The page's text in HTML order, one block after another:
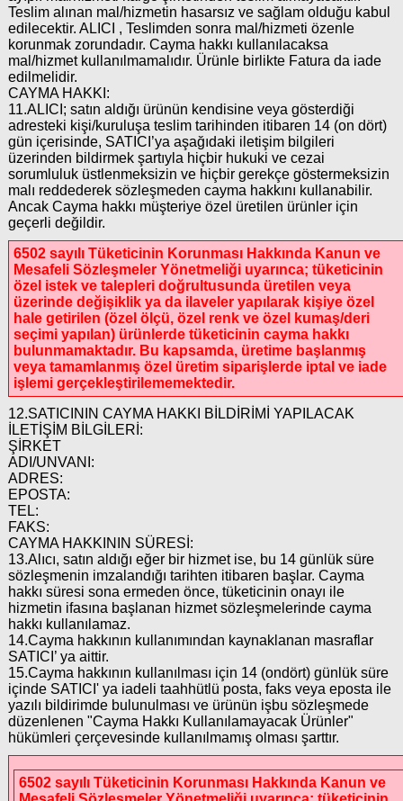
Teslim alınan mal/hizmetin hasarsız ve sağlam olduğu kabul
edilecektir. ALICI , Teslimden sonra mal/hizmeti özenle
korunmak zorundadır. Cayma hakkı kullanılacaksa
mal/hizmet kullanılmamalıdır. Ürünle birlikte Fatura da iade
edilmelidir.
CAYMA HAKKI:
11.ALICI; satın aldığı ürünün kendisine veya gösterdiği
adresteki kişi/kuruluşa teslim tarihinden itibaren 14 (on dört)
gün içerisinde, SATICI’ya aşağıdaki iletişim bilgileri
üzerinden bildirmek şartıyla hiçbir hukuki ve cezai
sorumluluk üstlenmeksizin ve hiçbir gerekçe göstermeksizin
malı reddederek sözleşmeden cayma hakkını kullanabilir.
Ancak Cayma hakkı müşteriye özel üretilen ürünler için
geçerli değildir.
6502 sayılı Tüketicinin Korunması Hakkında Kanun ve
Mesafeli Sözleşmeler Yönetmeliği uyarınca; tüketicinin
özel istek ve talepleri doğrultusunda üretilen veya
üzerinde değişiklik ya da ilaveler yapılarak kişiye özel
hale getirilen (özel ölçü, özel renk ve özel kumaş/deri
seçimi yapılan) ürünlerde tüketicinin cayma hakkı
bulunmamaktadır. Bu kapsamda, üretime başlanmış
veya tamamlanmış özel üretim siparişlerde iptal ve iade
işlemi gerçekleştirilememektedir.
12.SATICININ CAYMA HAKKI BİLDİRİMİ YAPILACAK
İLETİŞİM BİLGİLERİ:
ŞİRKET
ADI/UNVANI:
ADRES:
EPOSTA:
TEL:
FAKS:
CAYMA HAKKININ SÜRESİ:
13.Alıcı, satın aldığı eğer bir hizmet ise, bu 14 günlük süre
sözleşmenin imzalandığı tarihten itibaren başlar. Cayma
hakkı süresi sona ermeden önce, tüketicinin onayı ile
hizmetin ifasına başlanan hizmet sözleşmelerinde cayma
hakkı kullanılamaz.
14.Cayma hakkının kullanımından kaynaklanan masraflar
SATICI’ ya aittir.
15.Cayma hakkının kullanılması için 14 (ondört) günlük süre
içinde SATICI' ya iadeli taahhütlü posta, faks veya eposta ile
yazılı bildirimde bulunulması ve ürünün işbu sözleşmede
düzenlenen "Cayma Hakkı Kullanılamayacak Ürünler"
hükümleri çerçevesinde kullanılmamış olması şarttır.
6502 sayılı Tüketicinin Korunması Hakkında Kanun ve